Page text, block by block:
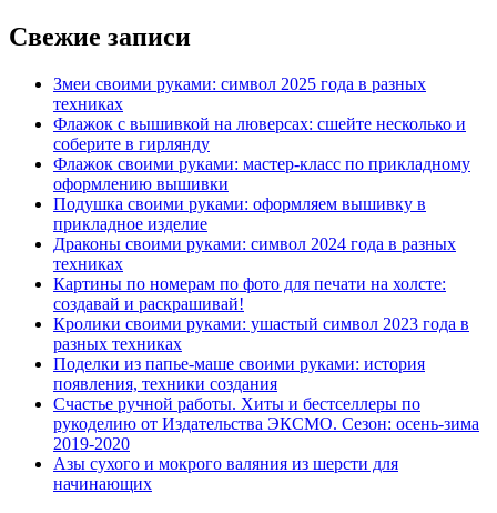
Свежие записи
Змеи своими руками: символ 2025 года в разных
техниках
Флажок с вышивкой на люверсах: сшейте несколько и
соберите в гирлянду
Флажок своими руками: мастер-класс по прикладному
оформлению вышивки
Подушка своими руками: оформляем вышивку в
прикладное изделие
Драконы своими руками: символ 2024 года в разных
техниках
Картины по номерам по фото для печати на холсте:
создавай и раскрашивай!
Кролики своими руками: ушастый символ 2023 года в
разных техниках
Поделки из папье-маше своими руками: история
появления, техники создания
Счастье ручной работы. Хиты и бестселлеры по
рукоделию от Издательства ЭКСМО. Сезон: осень-зима
2019-2020
Азы сухого и мокрого валяния из шерсти для
начинающих